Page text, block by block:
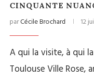
CINQUANTE
parCécile Brochard 12
A qui la visite, à qui
Toulouse Ville Rose,